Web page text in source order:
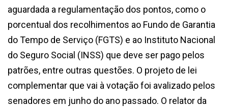
aguardada a regulamentação dos pontos, como o
porcentual dos recolhimentos ao Fundo de Garantia
do Tempo de Serviço (FGTS) e ao Instituto Nacional
do Seguro Social (INSS) que deve ser pago pelos
patrões, entre outras questões. O projeto de lei
complementar que vai à votação foi avalizado pelos
senadores em junho do ano passado. O relator da